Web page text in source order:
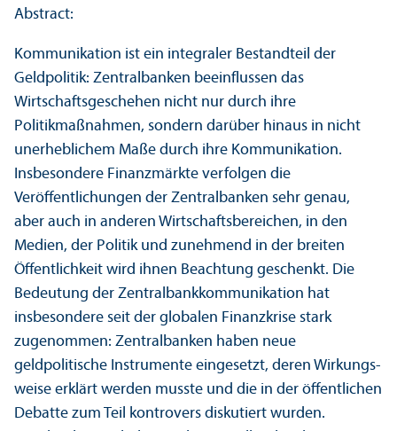
Abstract:
Kommunikation ist ein integraler Bestandteil der
Geldpolitik: Zentralbanken beeinflussen das
Wirtschafts­geschehen nicht nur durch ihre
Politikmaßnahmen, sondern darüber hinaus in nicht
unerheblichem Maße durch ihre Kommunikation.
Insbesondere Finanz­märkte verfolgen die
Veröffentlichungen der Zentralbanken sehr genau,
aber auch in anderen Wirtschafts­bereichen, in den
Medien, der Politik und zunehmend in der breiten
Öffentlichkeit wird ihnen Beachtung geschenkt. Die
Bedeutung der Zentralbankkommunikation hat
insbesondere seit der globalen Finanz­krise stark
zugenommen: Zentralbanken haben neue
geldpolitische Instrumente eingesetzt, deren Wirkungs­
weise erklärt werden musste und die in der öffentlichen
Debatte zum Teil kontrovers diskutiert wurden.